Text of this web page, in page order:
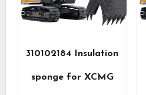
310102184 Insulation
sponge for XCMG